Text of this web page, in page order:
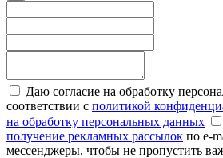
Даю согласие на обработку
соответствии с политикой
на обработку персональных данных
получение рекламных рассылок по e-
мессенджеры, чтобы не пропустить